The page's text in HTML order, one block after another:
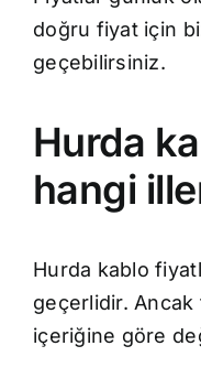
doğru fiyat için
geçebilirsiniz.
Hurda
hangi
Hurda kablo
geçerlidir. Ancak
içeriğine göre